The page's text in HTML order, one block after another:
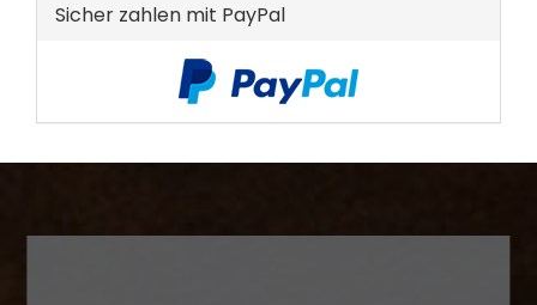
Sicher zahlen mit PayPal